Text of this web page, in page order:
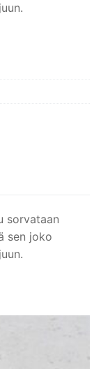
sorvataan
sen joko